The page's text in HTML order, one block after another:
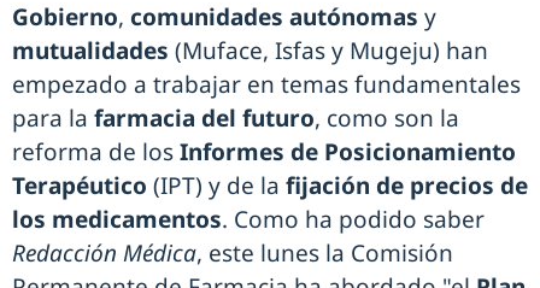
Gobierno, comunidades autónomas y
mutualidades (Muface, Isfas y Mugeju) han
empezado a trabajar en temas fundamentales
para la farmacia del futuro, como son la
reforma de losInformes de Posicionamiento
Terapéutico (IPT) y de la fijación de precios de
los medicamentos. Como ha podido saber
Redacción Médica, este lunes la Comisión